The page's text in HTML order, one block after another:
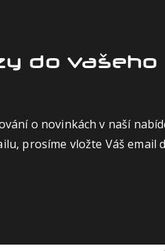
do vašeho
o novinkách v naší
prosíme vložte Váš email